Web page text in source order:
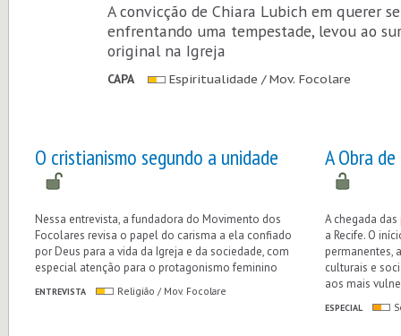
A convicção de Chiara Lubich em querer
enfrentando uma tempestade, levou ao
original na Igreja
CAPA Espiritualidade / Mov. Focolare
O cristianismo segundo a unidade
Nessa entrevista, a fundadora do Movimento dos
Focolares revisa o papel do carisma a ela confiado
por Deus para a vida da Igreja e da sociedade, com
especial atenção para o protagonismo feminino
ENTREVISTA Religião / Mov. Focolare
A Obra
A chegada
a Recife. O
permanentes,
culturais e
aos mais
ESPECIAL